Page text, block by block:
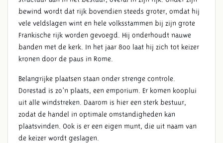
bewind wordt dat rijk bovendien steeds groter, omdat hij
vele veldslagen wint en hele volksstammen bij zijn grote
Frankische rijk worden gevoegd. Hij onderhoudt nauwe
banden met de kerk. In het jaar 800 laat hij zich tot keizer
kronen door de paus in Rome.
Belangrijke plaatsen staan onder strenge controle.
Dorestad is zo’n plaats, een emporium. Er komen kooplui
uit alle windstreken. Daarom is hier een sterk bestuur,
zodat de handel in optimale omstandigheden kan
plaatsvinden. Ook is er een eigen munt, die uit naam van
de keizer wordt geslagen.